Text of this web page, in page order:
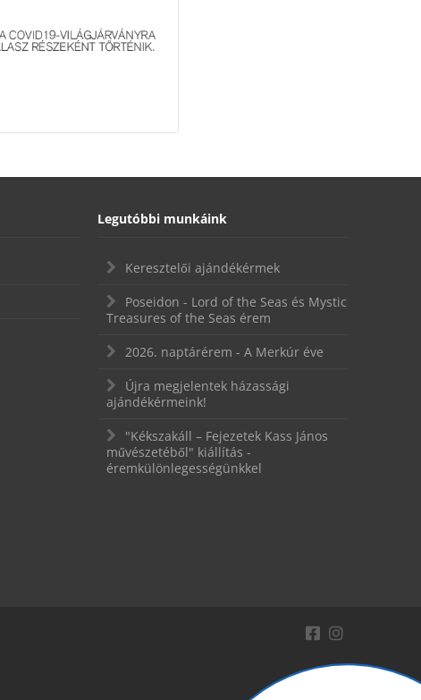
Legutóbbi munkáink
Keresztelői ajándékérmek
Poseidon - Lord of the Seas és Mystic
Treasures of the Seas érem
2026. naptárérem - A Merkúr éve
Újra megjelentek házassági
ajándékérmeink!
"Kékszakáll – Fejezetek Kass János
művészetéből" kiállítás -
éremkülönlegességünkkel